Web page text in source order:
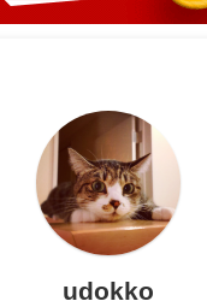
udokko